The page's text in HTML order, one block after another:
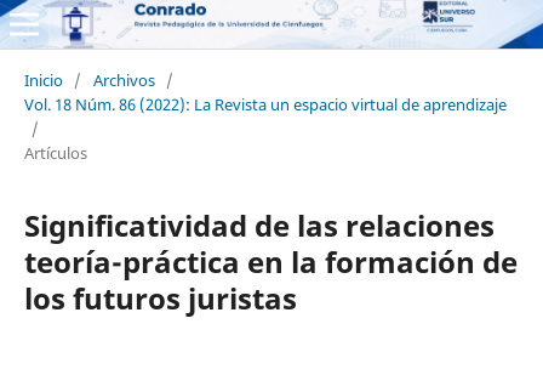
Inicio / Archivos /
Vol. 18 Núm. 86 (2022): La Revista un espacio virtual de aprendizaje
/
Artículos
Significatividad de las relaciones
teoría-práctica en la formación de
los futuros juristas